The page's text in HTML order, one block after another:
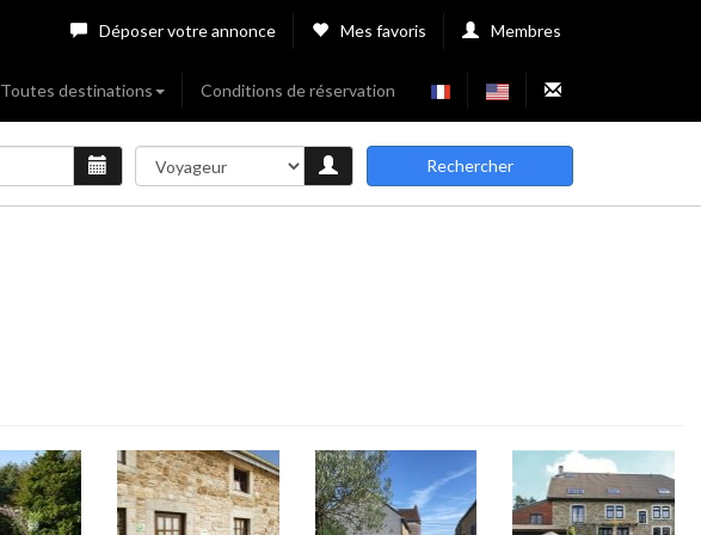
Déposer votre annonce Mes favoris Membres
Toutes destinations Conditions de réservation
Rechercher